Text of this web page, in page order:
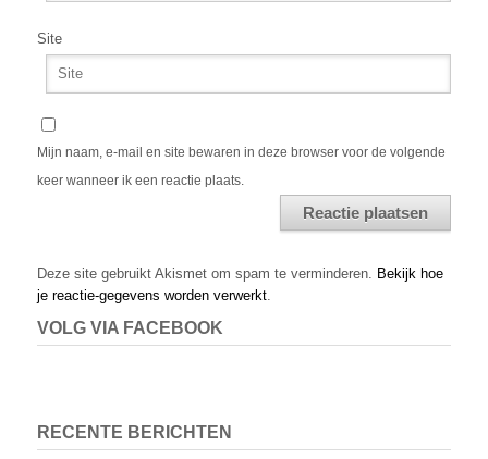
Site
Mijn naam, e-mail en site bewaren in deze browser voor de volgende
keer wanneer ik een reactie plaats.
Deze site gebruikt Akismet om spam te verminderen. Bekijk hoe
je reactie-gegevens worden verwerkt.
VOLG VIA FACEBOOK
RECENTE BERICHTEN